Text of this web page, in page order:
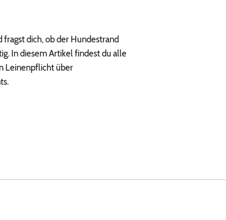
dich, ob der Hundestrand
In diesem Artikel findest du alle
Leinenpflicht über